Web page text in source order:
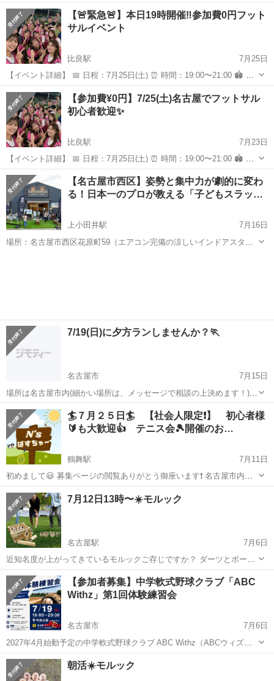
していますが月に1回グラップリング練習をしています。 白帯参加者
も多いため、格闘技初心者でも安心してご参加いただけます。 初回無
料でご参加...
愛知 名古屋市 新守山駅 スポーツ 柔術
【🚨緊急🚨】本日19時開催‼️参加費0円フット
サルイベント
比良駅
7月25日
【イベント詳細】 📅 日程：7月25日(土) ⏰ 時間：19:00〜21:00 🏟️ 場
所：デラサル楠 ⚠️ 集合：デラサル楠 ⚽️サッカー未経験者大歓迎 上手
い下手なんて関係ない一緒に盛り上がりましょう🔥 参加人数は1...
愛知 名古屋市 比良駅 スポーツ 思い出
【参加費¥0円】7/25(土)名古屋でフットサル
初心者歓迎✨
比良駅
7月23日
【イベント詳細】 📅 日程：7月25日(土) ⏰ 時間：19:00〜21:00 🏟️ 場
所：デラサル楠 ⚠️ 集合：デラサル楠 ⚽️サッカー未経験者大歓迎 上手
い下手なんて関係ない一緒に盛り上がりましょう🔥 参加人数は1...
愛知 名古屋市 比良駅 スポーツ 思い出
【名古屋市西区】姿勢と集中力が劇的に変わ
る！日本一のプロが教える「子どもスラッ…
上小田井駅
7月16日
場所：名古屋市西区花原町59（エアコン完備の涼しいインドアスタジ
7/19(日)に夕方ランしませんか？🏃
名古屋市
7月15日
場所は名古屋市内(細かい場所は、メッセージで相談の上決めます！)
時間は17時or18時から一時間程度 ゆる～くお話しながら走りましょ
う！
愛知 名古屋市 スポーツ
🏄７月２５日🏄 【社会人限定❗️】 初心者様
🔰も大歓迎👍️ テニス会🎾開催のお…
鶴舞駅
7月11日
初めまして😃 募集ページの閲覧ありがとう御座います❗️ 名古屋市内で
社会人テニスサークルとして活動してます、【N'sぱすちゃ〜】と申し
ます🎾 どなたでも思いっきりテニスが楽しめる環境作りを届けたいと
思い、ゆるくそして細々...
愛知 名古屋市 鶴舞駅 社会人
7月12日13時〜☀️モルック
名古屋駅
7月6日
近知名度が上がってきているモルックご存じですか？ ダーツとボーリ
ングを混ぜたようなスポーツです😄 誰でも気軽にできるのに奥が深い
面白い遊びです^-^ 平日の夜、土日祝に不定期で開催してます。 次回
の日時:7日...
愛知 名古屋市 名古屋駅 スポーツ モルック
【参加者募集】中学軟式野球クラブ「ABC
Withz」第1回体験練習会
名古屋市
7月6日
2027年4月始動予定の中学軟式野球クラブ ABC Withz（ABCウィズ）
は、 「楽しんで、考えて、成長して、勝つ。」 をコンセプトに、 ・
選手の成長を第一に考えた運営、指導 ・短時間集中の練習 ・自ら考...
愛知 名古屋市
朝活☀️モルック